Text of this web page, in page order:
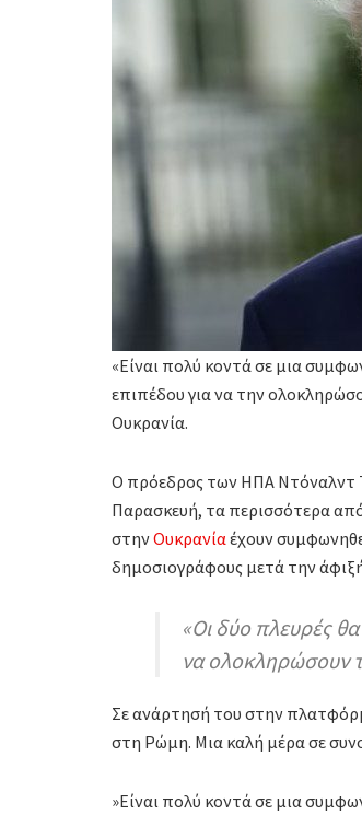
«Είναι πολύ κοντά σε μια
επιπέδου για να την
Ουκρανία.
Ο πρόεδρος των ΗΠΑ Ντόναλντ
Παρασκευή, τα περισσότερα
στηνΟυκρανία έχουν
δημοσιογράφους μετά την
«Οι δύο πλευρές
να ολοκληρώσουν
Σε ανάρτησή του στην
στη Ρώμη. Μια καλή μέρα σε
»Είναι πολύ κοντά σε μια